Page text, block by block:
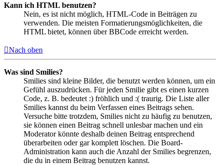
Kann ich HTML benutzen?
Nein, es ist nicht möglich, HTML-Code in Beiträgen zu
verwenden. Die meisten Formatierungsmöglichkeiten, die
HTML bietet, können über BBCode erreicht werden.
Nach oben
Was sind Smilies?
Smilies sind kleine Bilder, die benutzt werden können, um ein
Gefühl auszudrücken. Für jeden Smilie gibt es einen kurzen
Code, z. B. bedeutet :) fröhlich und :( traurig. Die Liste aller
Smilies kannst du beim Verfassen eines Beitrags sehen.
Versuche bitte trotzdem, Smilies nicht zu häufig zu benutzen,
sie können einen Beitrag schnell unlesbar machen und ein
Moderator könnte deshalb deinen Beitrag entsprechend
überarbeiten oder gar komplett löschen. Die Board-
Administration kann auch die Anzahl der Smilies begrenzen,
die du in einem Beitrag benutzen kannst.